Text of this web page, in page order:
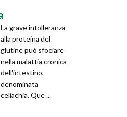
La grave intolleranza
alla proteina del
glutine può sfociare
nella malattia cronica
dell'intestino,
denominata
celiachia. Que ...